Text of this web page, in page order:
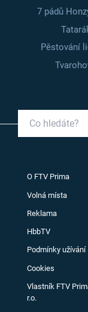
7 pádů
Pěstování
O FTV Prima
Volná místa
Reklama
HbbTV
Podmínky užívání
Cookies
Vlastník FTV
r.o.